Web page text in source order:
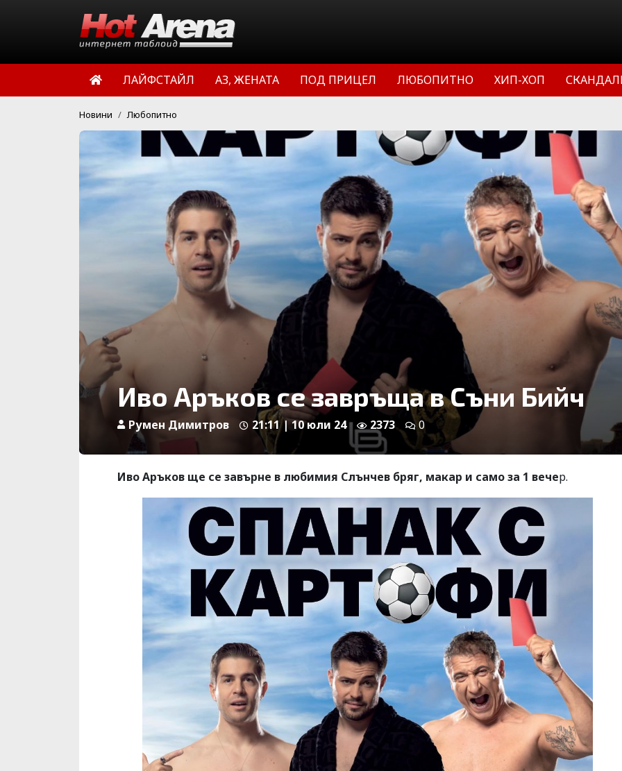
ЛАЙФСТАЙЛ АЗ, ЖЕНАТА ПОД ПРИЦЕЛ ЛЮБОПИТНО ХИП-ХОП
Новини Любопитно
Иво Аръков се завръща в Съни Бийч
Румен Димитров 21:11 | 10 юли 24 2373 0
Иво Аръков ще се завърне в любимия Слънчев бряг, макар и само за 1 вечер.